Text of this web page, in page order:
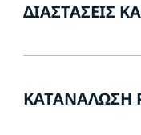
ΔΙΑΣΤΆΣΕΙΣ
ΚΑΤΑΝΆΛΩΣΗ